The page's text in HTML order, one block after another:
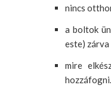
nincs
a boltok
este)
mire
hozzáfogni.